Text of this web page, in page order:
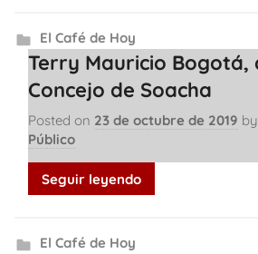
El Café de Hoy
Terry Mauricio Bogotá,
Concejo de Soacha
Posted on 23 de octubre de 2019 by
Público
Seguir leyendo
El Café de Hoy